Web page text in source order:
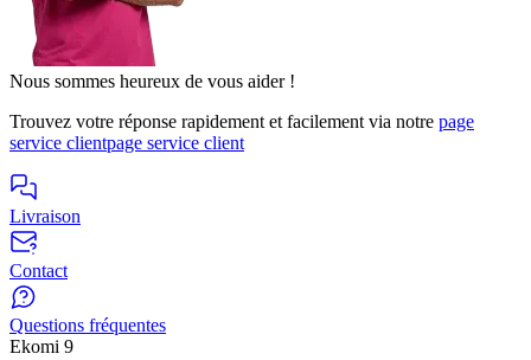
Nous sommes heureux de vous aider !
Trouvez votre réponse rapidement et facilement via notre page
service clientpage service client
Livraison
Contact
Questions fréquentes
Ekomi 9